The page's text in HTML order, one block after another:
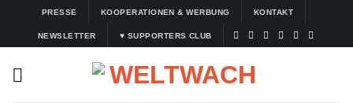
springen
PRESSE KOOPERATIONEN & WERBUNG KONTAKT
NEWSLETTER ♥ SUPPORTERS CLUB